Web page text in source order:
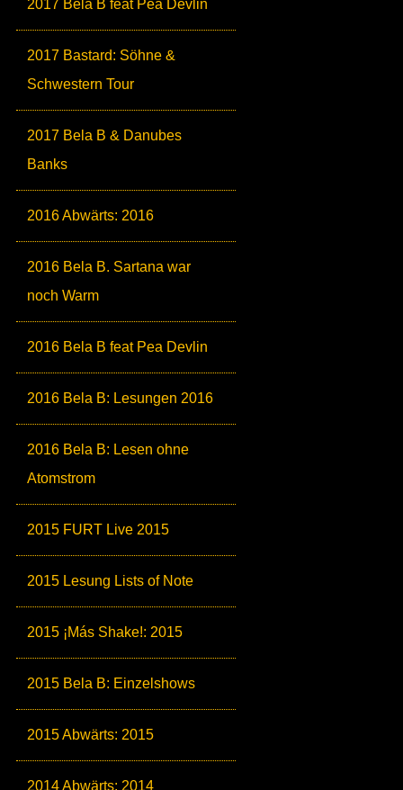
2017 Bela B feat Pea Devlin
2017 Bastard: Söhne &
Schwestern Tour
2017 Bela B & Danubes
Banks
2016 Abwärts: 2016
2016 Bela B. Sartana war
noch Warm
2016 Bela B feat Pea Devlin
2016 Bela B: Lesungen 2016
2016 Bela B: Lesen ohne
Atomstrom
2015 FURT Live 2015
2015 Lesung Lists of Note
2015 ¡Más Shake!: 2015
2015 Bela B: Einzelshows
2015 Abwärts: 2015
2014 Abwärts: 2014